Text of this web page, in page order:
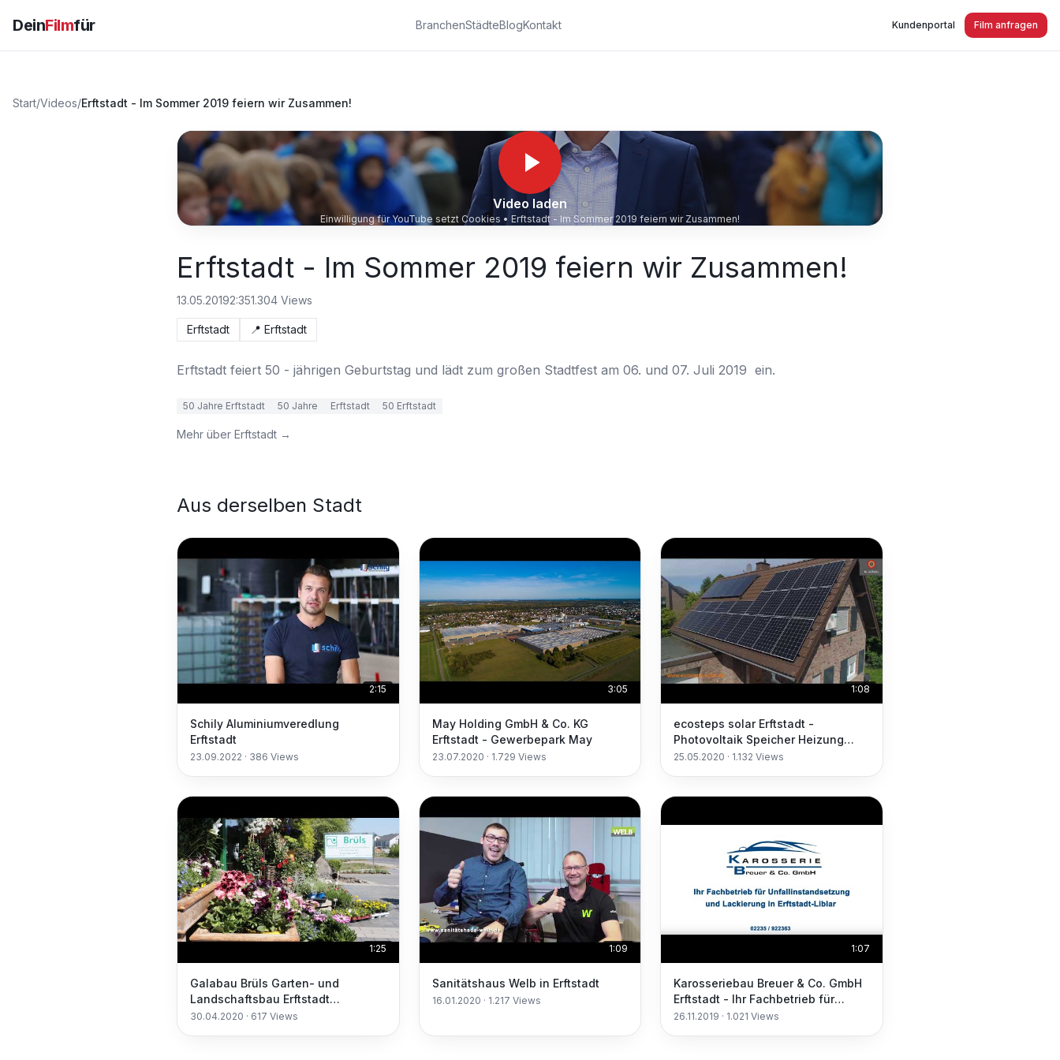
DeinFilmfür BranchenStädteBlogKontakt Kundenportal Film anfragen
Start/Videos/Erftstadt - Im Sommer 2019 feiern wir Zusammen!
Video laden
Einwilligung für YouTube setzt Cookies • Erftstadt - Im Sommer 2019 feiern wir Zusammen!
Erftstadt - Im Sommer 2019 feiern wir Zusammen!
13.05.20192:351.304 Views
Erftstadt 📍 Erftstadt
Erftstadt feiert 50 - jährigen Geburtstag und lädt zum großen Stadtfest am 06. und 07. Juli 2019  ein.
50 Jahre Erftstadt 50 Jahre Erftstadt 50 Erftstadt
Mehr über Erftstadt →
Aus derselben Stadt
2:15
Schily Aluminiumveredlung
Erftstadt
23.09.2022 · 386 Views
3:05
May Holding GmbH & Co. KG
Erftstadt - Gewerbepark May
23.07.2020 · 1.729 Views
1:08
ecosteps solar Erftstadt -
Photovoltaik Speicher Heizung
Wärme Energie
25.05.2020 · 1.132 Views
1:25
Galabau Brüls Garten- und
Landschaftsbau Erftstadt
Friedhofsbedarf Floristik
30.04.2020 · 617 Views
1:09
Sanitätshaus Welb in Erftstadt
16.01.2020 · 1.217 Views
1:07
Karosseriebau Breuer & Co. GmbH
Erftstadt - Ihr Fachbetrieb für
Unfallinstandsetzung und
26.11.2019 · 1.021 Views